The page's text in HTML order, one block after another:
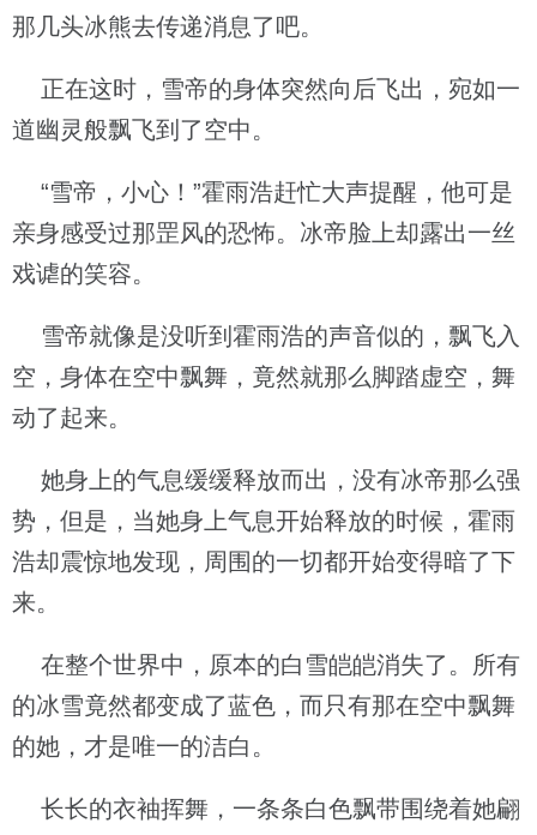
那几头冰熊去传递消息了吧。
正在这时，雪帝的身体突然向后飞出，宛如一
道幽灵般飘飞到了空中。
“雪帝，小心！”霍雨浩赶忙大声提醒，他可是
亲身感受过那罡风的恐怖。冰帝脸上却露出一丝
戏谑的笑容。
雪帝就像是没听到霍雨浩的声音似的，飘飞入
空，身体在空中飘舞，竟然就那么脚踏虚空，舞
动了起来。
她身上的气息缓缓释放而出，没有冰帝那么强
势，但是，当她身上气息开始释放的时候，霍雨
浩却震惊地发现，周围的一切都开始变得暗了下
来。
在整个世界中，原本的白雪皑皑消失了。所有
的冰雪竟然都变成了蓝色，而只有那在空中飘舞
的她，才是唯一的洁白。
长长的衣袖挥舞，一条条白色飘带围绕着她翩